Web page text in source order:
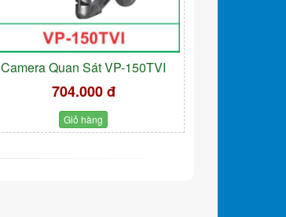
Camera Quan Sát VP-150TVI
704.000 đ
Giỏ hàng